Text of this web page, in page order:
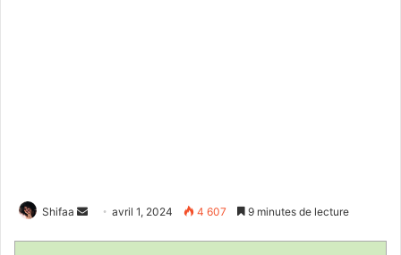
Shifaa
Envoyeravril 1, 2024 4 607 9 minutes de lecture